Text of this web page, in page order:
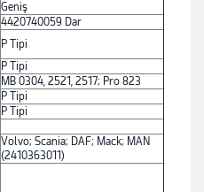
Geniş
4420740059 Dar
P Tipi
P Tipi
MB 0304, 2521, 2517; Pro 823
P Tipi
P Tipi
Volvo; Scania; DAF; Mack; MAN
(2410363011)